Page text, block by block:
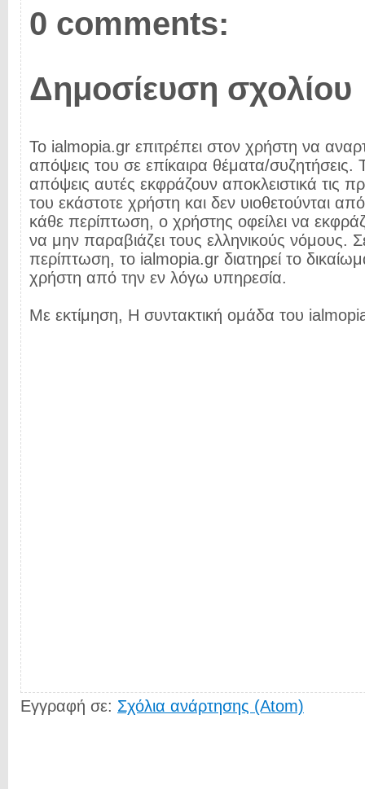
0 comments:
Δημοσίευση σχολίου
Το ialmopia.gr επιτρέπει στον χρήστη να
απόψεις του σε επίκαιρα θέματα/συζητήσεις.
απόψεις αυτές εκφράζουν αποκλειστικά τις
του εκάστοτε χρήστη και δεν υιοθετούνται
κάθε περίπτωση, ο χρήστης οφείλει να
να μην παραβιάζει τους ελληνικούς νόμους.
περίπτωση, το ialmopia.gr διατηρεί το
χρήστη από την εν λόγω υπηρεσία.
Με εκτίμηση, Η συντακτική ομάδα του
Εγγραφή σε: Σχόλια ανάρτησης (Atom)